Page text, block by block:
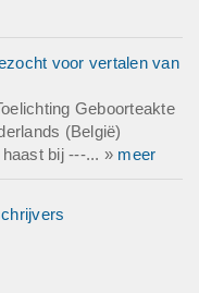
voor vertalen van
Geboorteakte
(België)
bij ---... » meer